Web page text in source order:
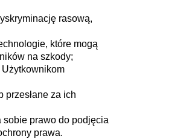
rasową,
które mogą
na szkody;
Użytkownikom
za ich
prawo do podjęcia
prawa.